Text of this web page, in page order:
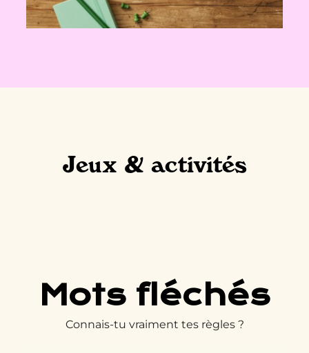
Jeux & activités
Mots fléchés
Connais-tu vraiment tes règles ?